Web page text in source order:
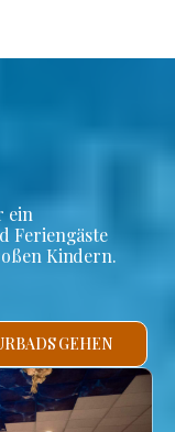
ein
Feriengäste
Kindern.
GEHEN